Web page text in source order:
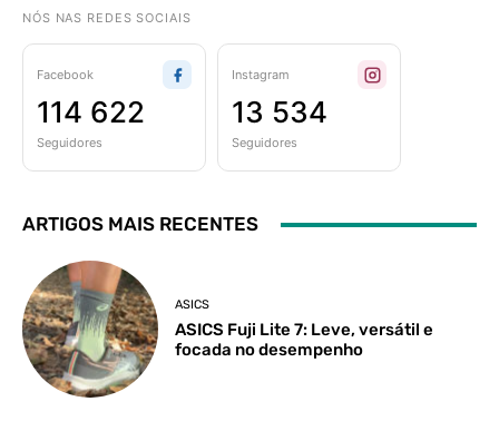
NÓS NAS REDES SOCIAIS
Facebook
114 622
Seguidores
Instagram
13 534
Seguidores
ARTIGOS MAIS RECENTES
ASICS
ASICS Fuji Lite 7: Leve, versátil e
focada no desempenho